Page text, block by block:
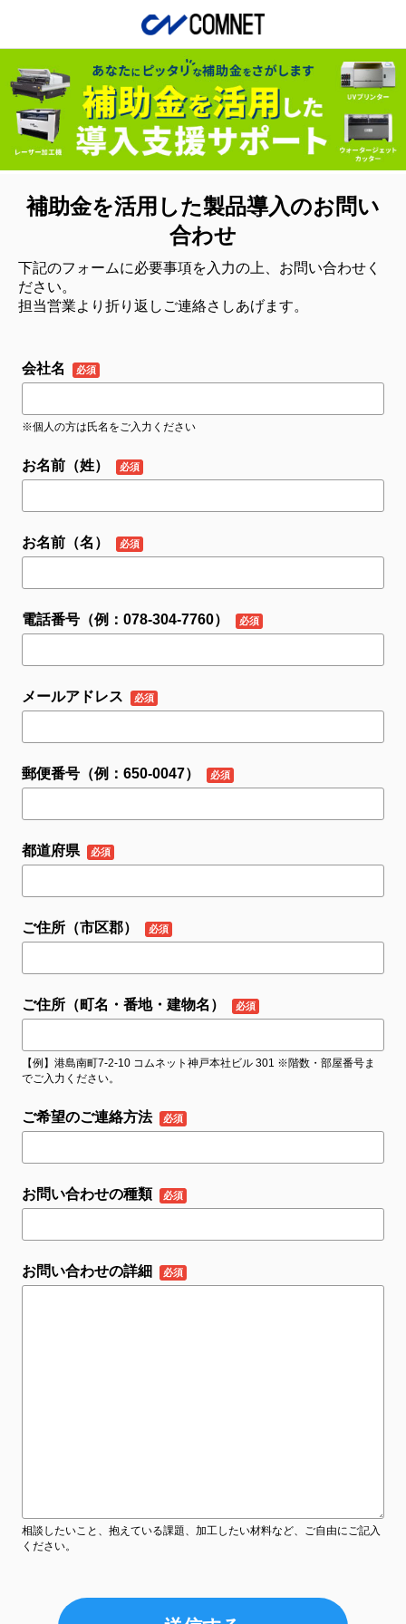
補助金を活用した製品導入のお問い
合わせ
下記のフォームに必要事項を入力の上、お問い合わせく
ださい。
担当営業より折り返しご連絡さしあげます。
会社名
※個人の方は氏名をご入力ください
お名前（姓）
お名前（名）
電話番号（例：078-304-7760）
メールアドレス
郵便番号（例：650-0047）
都道府県
ご住所（市区郡）
ご住所（町名・番地・建物名）
【例】港島南町7-2-10 コムネット神戸本社ビル 301 ※階数・部屋番号ま
でご入力ください。
ご希望のご連絡方法
お問い合わせの種類
お問い合わせの詳細
相談したいこと、抱えている課題、加工したい材料など、ご自由にご記入
ください。